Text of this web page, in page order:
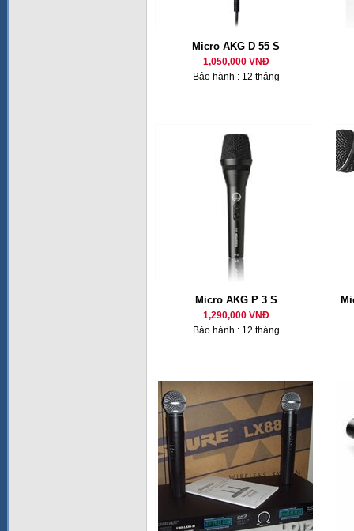
Micro AKG D 55 S
1,050,000 VNĐ
Bảo hành : 12 tháng
Micro AKG P 3 S
1,290,000 VNĐ
Bảo hành : 12 tháng